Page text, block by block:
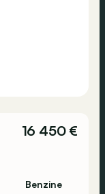
16 450 €
Benzine